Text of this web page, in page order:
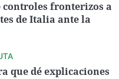
controles fronterizos a
de Italia ante la
que dé explicaciones